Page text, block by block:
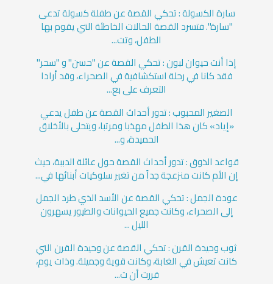
سارة الكسولة : تحكي القصة عن طفلة كسولة تدعى
"سارة". فتسرد القصة الحالات الخاطئة التي يقوم بها
الطفل، وتت...
إذا أنت حيوان لبون : تحكي القصة عن "حسن" و "سحر"
فقد كانا في رحلة استكشافية في الصحراء، وقد أرادا
التعرف على بع...
الصغير المحبوب : تدور أحداث القصة عن طفل يدعي
«إياد» كان هذا الطفل مهذبا ومرتبا، ويتحلى بالأخلاق
الحميدة، و...
قواعد الذوق : تدور أحداث القصة حول عائلة الدببة، حيث
إن الأم كانت منزعجة جداً من تغير سلوكيات أبنائها في...
عودة الجمل : تحكي القصة عن الأسد الذي طرد الجمل
إلى الصحراء، وكانت جميع الحيوانات والطيور يسهرون
الليل ...
ثوب وحيدة القرن : تحكي القصة عن وحيدة القرن التي
كانت تعيش في الغابة، وكانت قوية وجميلة. وذات يوم،
قررت أن ت...